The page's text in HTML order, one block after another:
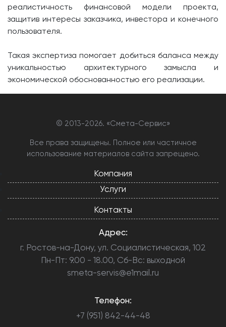
реалистичность финансовой модели проекта,
защитив интересы заказчика, инвестора и конечного
пользователя.
Такая экспертиза помогает добиться баланса между
уникальностью архитектурного замысла и
экономической обоснованностью его реализации.
© 2013-2026. «Смета-Сервис»
Все права защищены. Полное или частичное
использование материалов сайта запрещено.
Компания
Услуги
Контакты
Адрес:
г. Ростов-на-Дону, ул. Социалистическая, 102
Пн-Пт: 9.00 - 18.00, Сб-Вс: выходной
smeta-servis@e1mail.ru
Телефон:
+7 (951) 842-44-48